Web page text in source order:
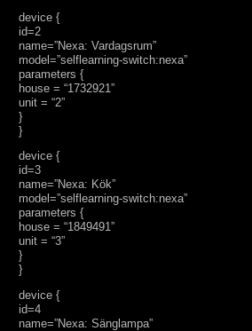
device {
id=2
name=”Nexa: Vardagsrum”
model=”selflearning-switch:nexa”
parameters {
house = “1732921”
unit = “2”
}
}
device {
id=3
name=”Nexa: Kök”
model=”selflearning-switch:nexa”
parameters {
house = “1849491”
unit = “3”
}
}
device {
id=4
name=”Nexa: Sänglampa”